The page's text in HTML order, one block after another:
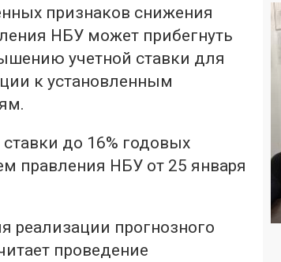
признаков снижения
НБУ может прибегнуть
учетной ставки для
к установленным
до 16% годовых
правления НБУ от 25 января
реализации прогнозного
проведение